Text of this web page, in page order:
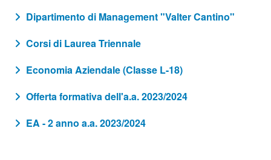
Dipartimento di Management "Valter Cantino"
Corsi di Laurea Triennale
Economia Aziendale (Classe L-18)
Offerta formativa dell'a.a. 2023/2024
EA - 2 anno a.a. 2023/2024